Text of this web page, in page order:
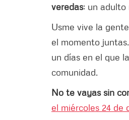
veredas; un adulto
Usme vive la
el momento
un días en el que
comunidad.
No te vayas sin
el miércoles 24 de